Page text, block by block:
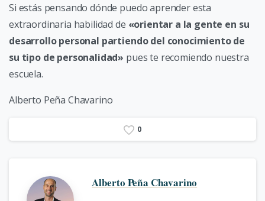
Si estás pensando dónde puedo aprender esta
extraordinaria habilidad de «orientar a la gente en su
desarrollo personal partiendo del conocimiento de
su tipo de personalidad» pues te recomiendo nuestra
escuela.
Alberto Peña Chavarino
0
Alberto Peña Chavarino